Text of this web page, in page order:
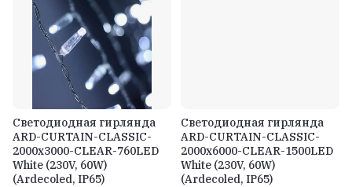
Светодиодная гирлянда
ARD-CURTAIN-CLASSIC-
2000x3000-CLEAR-760LED
White (230V, 60W)
(Ardecoled, IP65)
Светодиодная гирлянда
ARD-CURTAIN-CLASSIC-
2000x6000-CLEAR-1500LED
White (230V, 60W)
(Ardecoled, IP65)